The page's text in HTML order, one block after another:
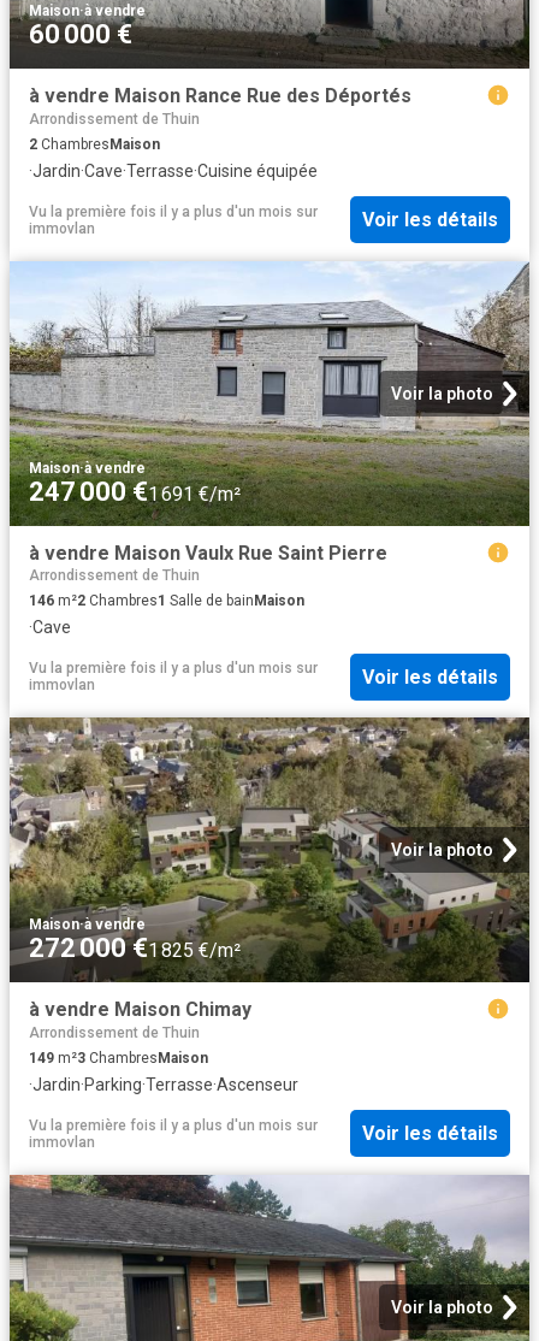
Maison·à vendre
60 000 €
à vendre Maison Rance Rue des Déportés
Arrondissement de Thuin
2 ChambresMaison
·Jardin·Cave·Terrasse·Cuisine équipée
Vu la première fois il y a plus d'un mois sur
immovlan
Voir les détails
Voir la photo
Maison·à vendre
247 000 €1 691 €/m²
à vendre Maison Vaulx Rue Saint Pierre
Arrondissement de Thuin
146 m²2 Chambres1 Salle de bain Maison
·Cave
Vu la première fois il y a plus d'un mois sur
immovlan
Voir les détails
Voir la photo
Maison·à vendre
272 000 €1 825 €/m²
à vendre Maison Chimay
Arrondissement de Thuin
149 m²3 ChambresMaison
·Jardin·Parking·Terrasse·Ascenseur
Vu la première fois il y a plus d'un mois sur
immovlan
Voir les détails
Voir la photo